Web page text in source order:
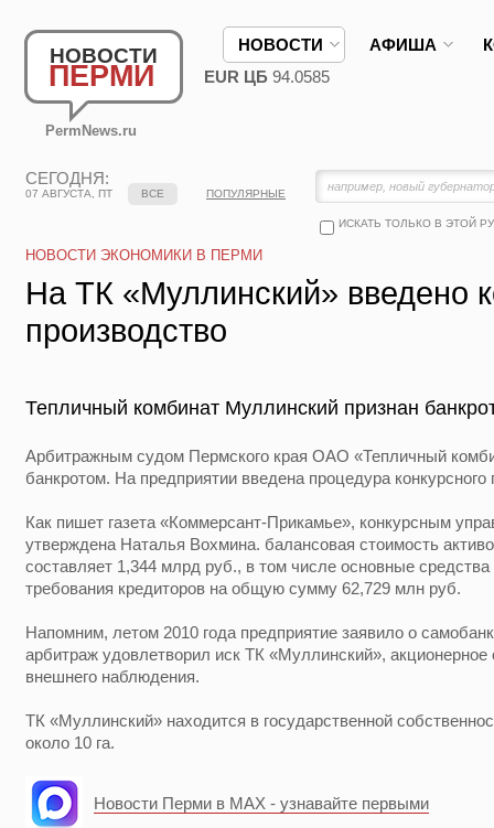
НОВОСТИ
ПЕРМИ
PermNews.ru
НОВОСТИ АФИША
EUR ЦБ 94.0585
СЕГОДНЯ:
07 АВГУСТА, ПТ
ИСКАТЬ ТОЛЬКО В ЭТОЙ
ВСЕ ПОПУЛЯРНЫЕ
НОВОСТИ ЭКОНОМИКИ В ПЕРМИ
На ТК «Муллинский» введено
производство
Тепличный комбинат Муллинский признан
Арбитражным судом Пермского края ОАО «Тепличный
банкротом. На предприятии введена процедура конкурсного
Как пишет газета «Коммерсант-Прикамье», конкурсным
утверждена Наталья Вохмина. балансовая стоимость
составляет 1,344 млрд руб., в том числе основные
требования кредиторов на общую сумму 62,729 млн руб.
Напомним, летом 2010 года предприятие заявило о
арбитраж удовлетворил иск ТК «Муллинский»,
внешнего наблюдения.
ТК «Муллинский» находится в государственной
около 10 га.
Новости Перми в MAX - узнавайте первыми